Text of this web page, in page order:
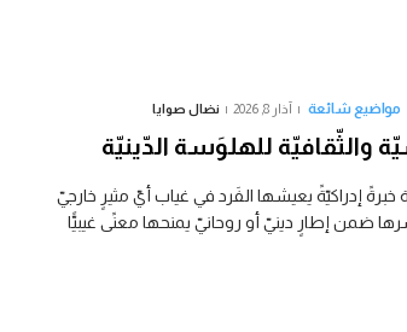
مواضيع شائعة آذار 8, 2026 نضال صوايا
والثّقافيّة للهلوَسة الدّينيّة
خبرةً إدراكيّةً يعيشها الفَرد في غياب أيّ مثيرٍ خارجيّ
ضمن إطارٍ دينيّ أو روحانيّ يمنحها معنًى غيبيًّا